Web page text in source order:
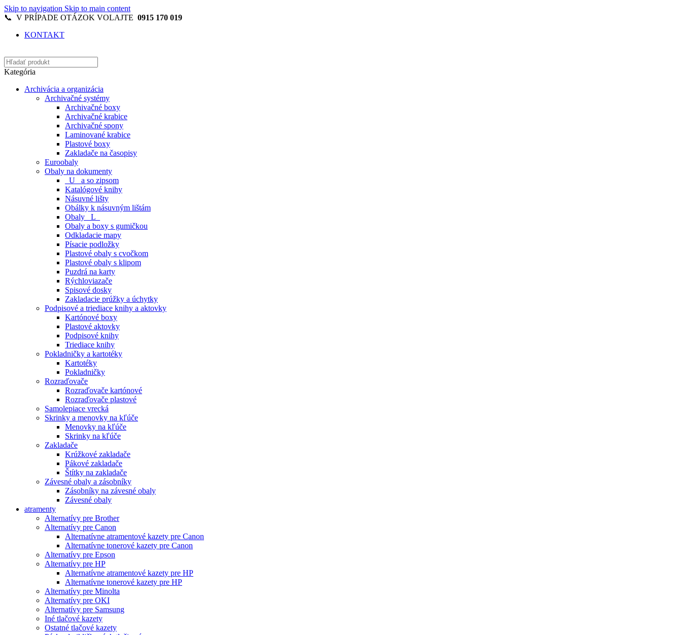
Skip to navigation Skip to main content
📞 V PRÍPADE OTÁZOK VOLAJTE 0915 170 019
KONTAKT
Kategória
Archivácia a organizácia
Archivačné systémy
Archivačné boxy
Archivačné krabice
Archivačné spony
Laminované krabice
Plastové boxy
Zakladače na časopisy
Euroobaly
Obaly na dokumenty
_U_ a so zipsom
Katalógové knihy
Násuvné lišty
Obálky k násuvným lištám
Obaly _L_
Obaly a boxy s gumičkou
Odkladacie mapy
Písacie podložky
Plastové obaly s cvočkom
Plastové obaly s klipom
Puzdrá na karty
Rýchloviazače
Spisové dosky
Zakladacie prúžky a úchytky
Podpisové a triediace knihy a aktovky
Kartónové boxy
Plastové aktovky
Podpisové knihy
Triediace knihy
Pokladničky a kartotéky
Kartotéky
Pokladničky
Rozraďovače
Rozraďovače kartónové
Rozraďovače plastové
Samolepiace vrecká
Skrinky a menovky na kľúče
Menovky na kľúče
Skrinky na kľúče
Zakladače
Krúžkové zakladače
Pákové zakladače
Štítky na zakladače
Závesné obaly a zásobníky
Zásobníky na závesné obaly
Závesné obaly
atramenty
Alternatívy pre Brother
Alternatívy pre Canon
Alternatívne atramentové kazety pre Canon
Alternatívne tonerové kazety pre Canon
Alternatívy pre Epson
Alternatívy pre HP
Alternatívne atramentové kazety pre HP
Alternatívne tonerové kazety pre HP
Alternatívy pre Minolta
Alternatívy pre OKI
Alternatívy pre Samsung
Iné tlačové kazety
Ostatné tlačové kazety